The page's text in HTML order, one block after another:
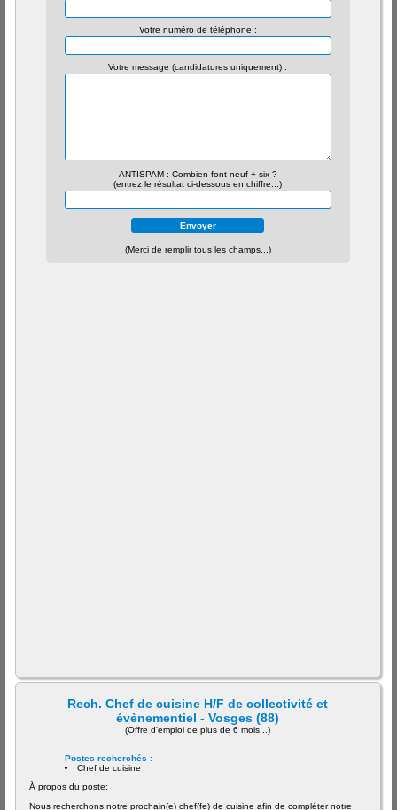
Votre numéro de téléphone :
Votre message (candidatures uniquement) :
ANTISPAM : Combien font neuf + six ?
(entrez le résultat ci-dessous en chiffre...)
(Merci de remplir tous les champs...)
Rech. Chef de cuisine H/F de collectivité et
évènementiel - Vosges (88)
(Offre d'emploi de plus de 6 mois...)
Postes recherchés :
Chef de cuisine
À propos du poste:
Nous recherchons notre prochain(e) chef(fe) de cuisine afin de compléter notre